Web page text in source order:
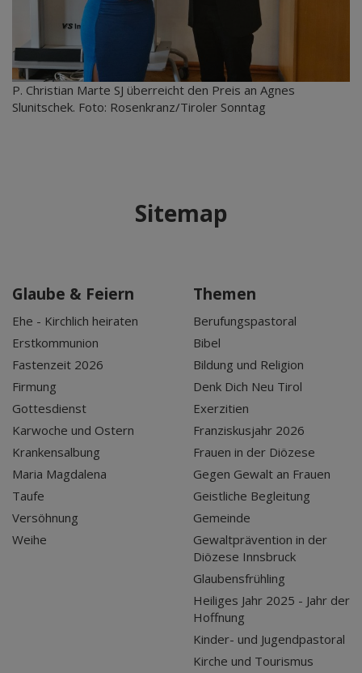
P. Christian Marte SJ überreicht den Preis an Agnes
Slunitschek. Foto: Rosenkranz/Tiroler Sonntag
Sitemap
Glaube & Feiern
Ehe - Kirchlich heiraten
Erstkommunion
Fastenzeit 2026
Firmung
Gottesdienst
Karwoche und Ostern
Krankensalbung
Maria Magdalena
Taufe
Versöhnung
Weihe
Themen
Berufungspastoral
Bibel
Bildung und Religion
Denk Dich Neu Tirol
Exerzitien
Franziskusjahr 2026
Frauen in der Diözese
Gegen Gewalt an Frauen
Geistliche Begleitung
Gemeinde
Gewaltprävention in der
Diözese Innsbruck
Glaubensfrühling
Heiliges Jahr 2025 - Jahr der
Hoffnung
Kinder- und Jugendpastoral
Kirche und Tourismus